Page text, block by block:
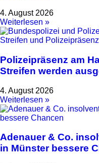
4. August 2026
Weiterlesen »
Polizeipräsenz am
Streifen werden
4. August 2026
Weiterlesen »
Adenauer & Co.
in Münster bessere